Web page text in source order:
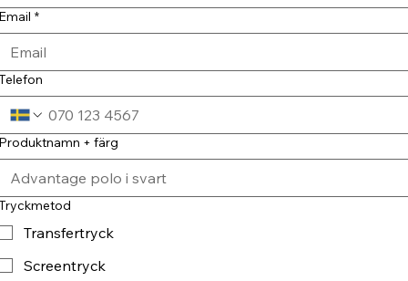
*
+ färg
Transfertryck
Screentryck